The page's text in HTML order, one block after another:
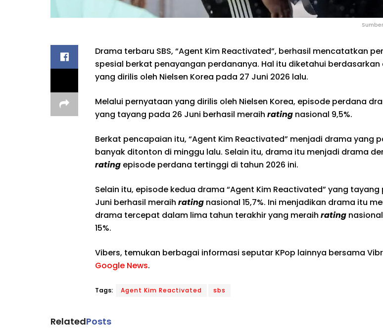
Drama terbaru SBS, “Agent Kim Reactivated”, berhasil mencatatkan
spesial berkat penayangan perdananya. Hal itu diketahui
yang dirilis oleh Nielsen Korea pada 27 Juni 2026 lalu.
Melalui pernyataan yang dirilis oleh Nielsen Korea, episode perdana
yang tayang pada 26 Juni berhasil meraih rating nasional 9,5%.
Berkat pencapaian itu, “Agent Kim Reactivated” menjadi drama yang
banyak ditonton di minggu lalu. Selain itu, drama itu menjadi drama
rating episode perdana tertinggi di tahun 2026 ini.
Selain itu, episode kedua drama “Agent Kim Reactivated” yang tayang
Juni berhasil meraih rating nasional 15,7%. Ini menjadikan drama itu
drama tercepat dalam lima tahun terakhir yang meraih rating
15%.
Vibers, temukan berbagai informasi seputar KPop lainnya bersama
Google News.
Tags: Agent Kim Reactivated sbs
RelatedPosts